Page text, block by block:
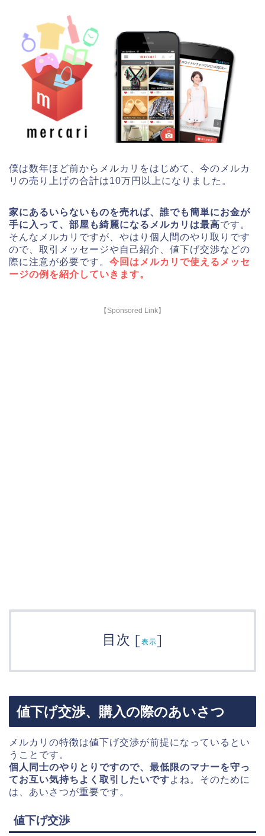
僕は数年ほど前からメルカリをはじめて、今のメルカ
リの売り上げの合計は10万円以上になりました。
家にあるいらないものを売れば、誰でも簡単にお金が
手に入って、部屋も綺麗になるメルカリは最高です。
そんなメルカリですが、やはり個人間のやり取りです
ので、取引メッセージや自己紹介、値下げ交渉などの
際に注意が必要です。 今回はメルカリで使えるメッセ
ージの例を紹介していきます。
【Sponsored Link】
目次 [表示]
値下げ交渉、購入の際のあいさつ
メルカリの特徴は値下げ交渉が前提になっているとい
うことです。
個人同士のやりとりですので、最低限のマナーを守っ
てお互い気持ちよく取引したいですよね。そのために
は、あいさつが重要です。
値下げ交渉